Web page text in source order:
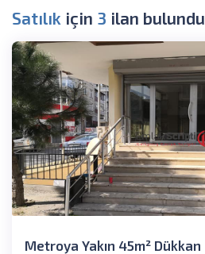
Satılık için 3 ilan bulundu
Metroya Yakın 45m² Dükkan